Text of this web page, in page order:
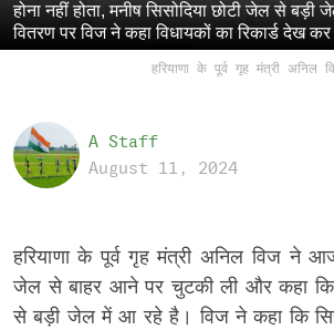
होना नहीं होता, मनीष सिसोदिया छोटी जेल से
वितरण पर विज ने कहा विधायकों का रिकार्ड देख कर
हरियाणा के पूर्व गृह मंत्री अनिल
A Staff
August 11, 2024
हरियाणा के पूर्व गृह मंत्री अनिल विज ने
जेल से बाहर आने पर चुटकी ली और कहा कि
से बड़ी जेल में आ रहे है। विज ने कहा कि